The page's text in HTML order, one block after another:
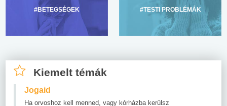
#BETEGSÉGEK #TESTI PROBLÉMÁK
Kiemelt témák
Jogaid
Ha orvoshoz kell menned, vagy kórházba kerülsz